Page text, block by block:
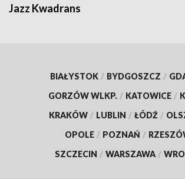
Jazz Kwadrans
BIAŁYSTOK / BYDGOSZCZ /
GORZÓW WLKP. / KATOWICE /
KRAKÓW / LUBLIN / ŁÓDŹ /
OPOLE / POZNAŃ /
SZCZECIN / WARSZAWA /